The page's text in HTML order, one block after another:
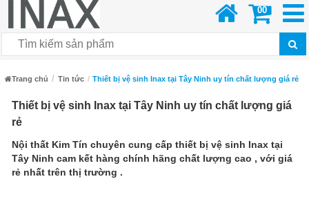
00
Trang chủ Tin tức Thiết bị vệ sinh Inax tại Tây Ninh uy tín chất lượng giá rẻ
Thiết bị vệ sinh Inax tại Tây Ninh uy tín chất lượng giá
rẻ
Nội thất Kim Tín chuyên cung cấp thiết bị vệ sinh Inax tại
Tây Ninh cam kết hàng chính hãng chất lượng cao , với giá
rẻ nhất trên thị trường .